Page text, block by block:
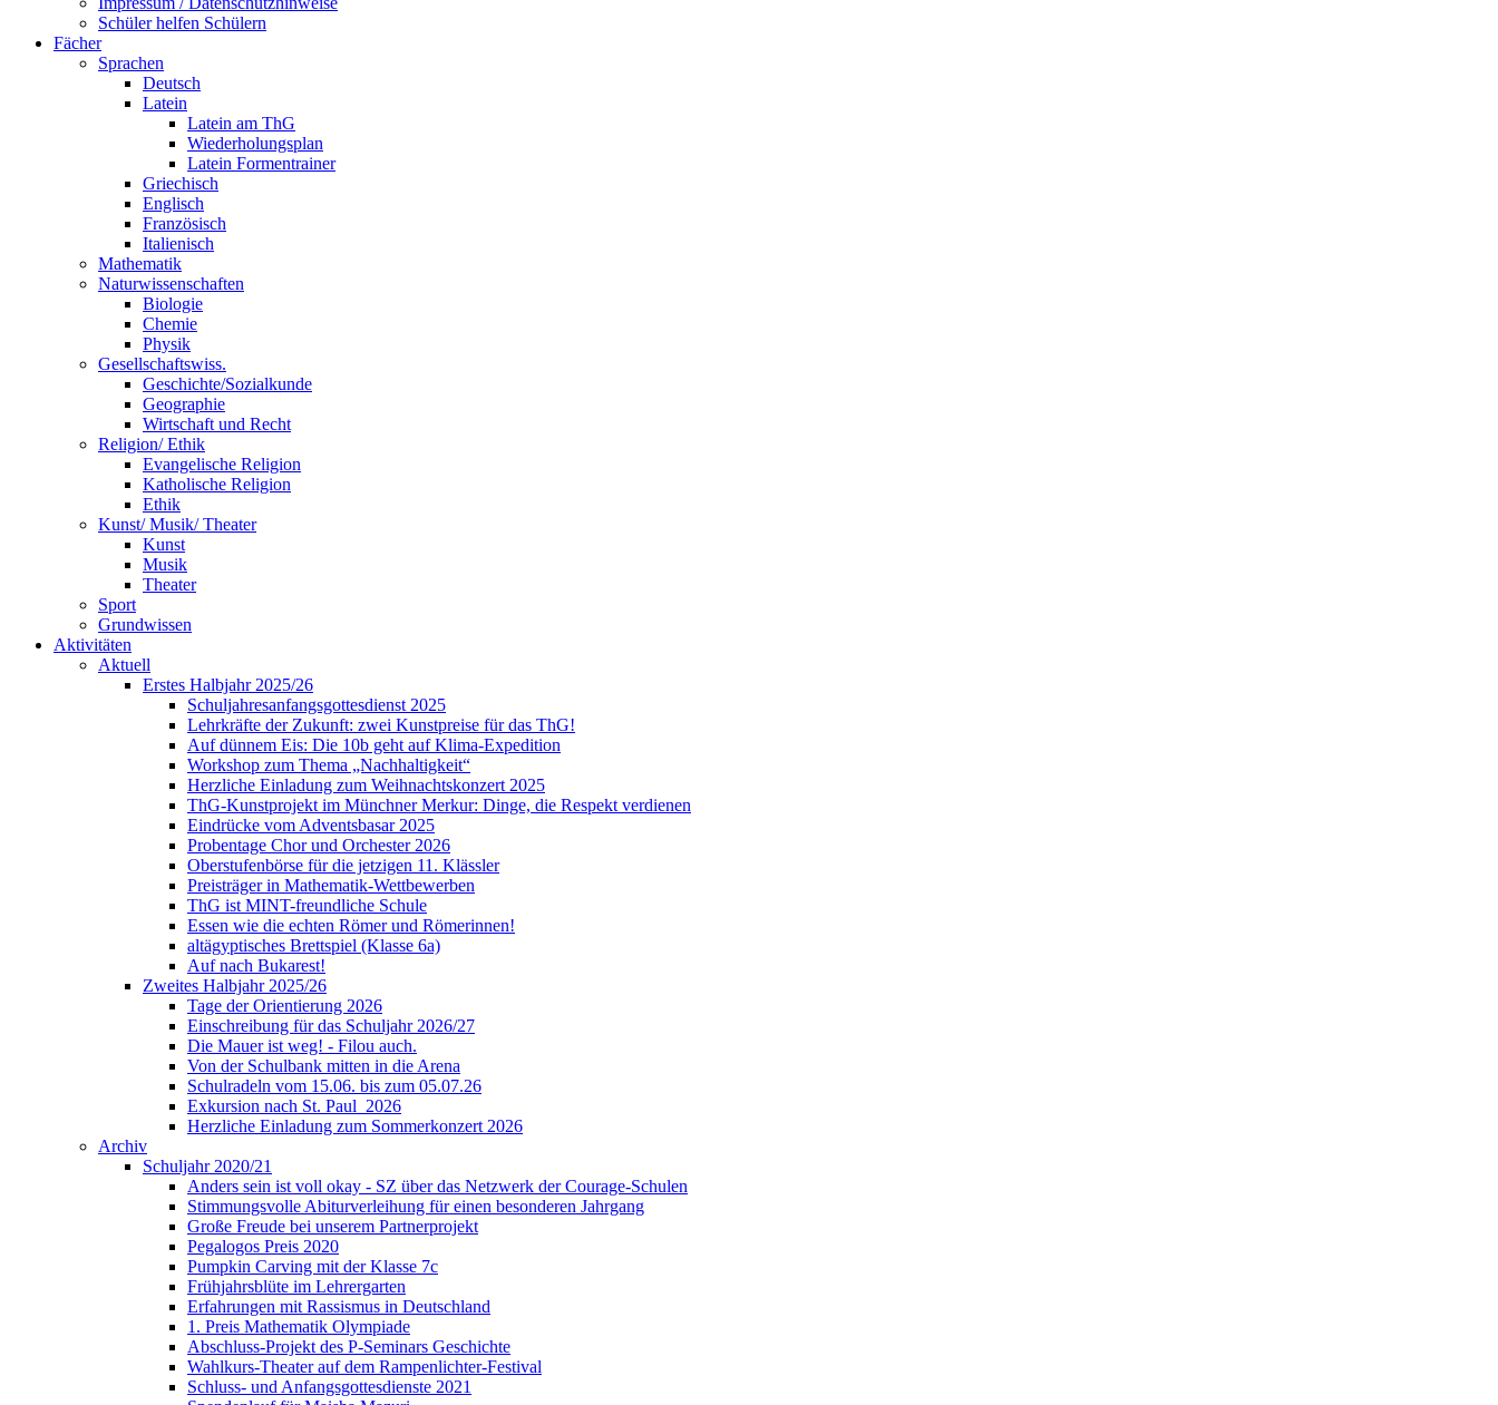
Schüler helfen Schülern
Fächer
Sprachen
Deutsch
Latein
Latein am ThG
Wiederholungsplan
Latein Formentrainer
Griechisch
Englisch
Französisch
Italienisch
Mathematik
Naturwissenschaften
Biologie
Chemie
Physik
Gesellschaftswiss.
Geschichte/Sozialkunde
Geographie
Wirtschaft und Recht
Religion/ Ethik
Evangelische Religion
Katholische Religion
Ethik
Kunst/ Musik/ Theater
Kunst
Musik
Theater
Sport
Grundwissen
Aktivitäten
Aktuell
Erstes Halbjahr 2025/26
Schuljahresanfangsgottesdienst 2025
Lehrkräfte der Zukunft: zwei Kunstpreise für das ThG!
Auf dünnem Eis: Die 10b geht auf Klima-Expedition
Workshop zum Thema „Nachhaltigkeit“
Herzliche Einladung zum Weihnachtskonzert 2025
ThG-Kunstprojekt im Münchner Merkur: Dinge, die Respekt verdienen
Eindrücke vom Adventsbasar 2025
Probentage Chor und Orchester 2026
Oberstufenbörse für die jetzigen 11. Klässler
Preisträger in Mathematik-Wettbewerben
ThG ist MINT-freundliche Schule
Essen wie die echten Römer und Römerinnen!
altägyptisches Brettspiel (Klasse 6a)
Auf nach Bukarest!
Zweites Halbjahr 2025/26
Tage der Orientierung 2026
Einschreibung für das Schuljahr 2026/27
Die Mauer ist weg! - Filou auch.
Von der Schulbank mitten in die Arena
Schulradeln vom 15.06. bis zum 05.07.26
Exkursion nach St. Paul_2026
Herzliche Einladung zum Sommerkonzert 2026
Archiv
Schuljahr 2020/21
Anders sein ist voll okay - SZ über das Netzwerk der Courage-Schulen
Stimmungsvolle Abiturverleihung für einen besonderen Jahrgang
Große Freude bei unserem Partnerprojekt
Pegalogos Preis 2020
Pumpkin Carving mit der Klasse 7c
Frühjahrsblüte im Lehrergarten
Erfahrungen mit Rassismus in Deutschland
1. Preis Mathematik Olympiade
Abschluss-Projekt des P-Seminars Geschichte
Wahlkurs-Theater auf dem Rampenlichter-Festival
Schluss- und Anfangsgottesdienste 2021